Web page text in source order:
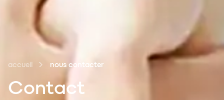
accueil nous contacter
Contact